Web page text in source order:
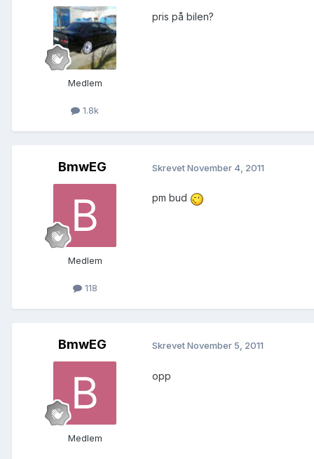
Medlem
1.8k
pris på bilen?
BmwEG
Medlem
118
SkrevetNovember 4, 2011
pm bud
BmwEG
Medlem
SkrevetNovember 5, 2011
opp